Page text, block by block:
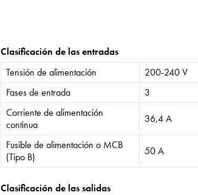
Clasificación de las entradas
Tensión de alimentación
200-240 V
Fases de entrada
3
Corriente de alimentación
continua
36,4 A
Fusible de alimentación o MCB
(Tipo B)
50 A
Clasificación de las salidas